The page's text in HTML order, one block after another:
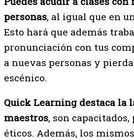
personas, al igual que en
Esto hará que además
pronunciación con tus
a nuevas personas y
escénico.
Quick Learning destaca la
maestros, son
éticos. Además, los